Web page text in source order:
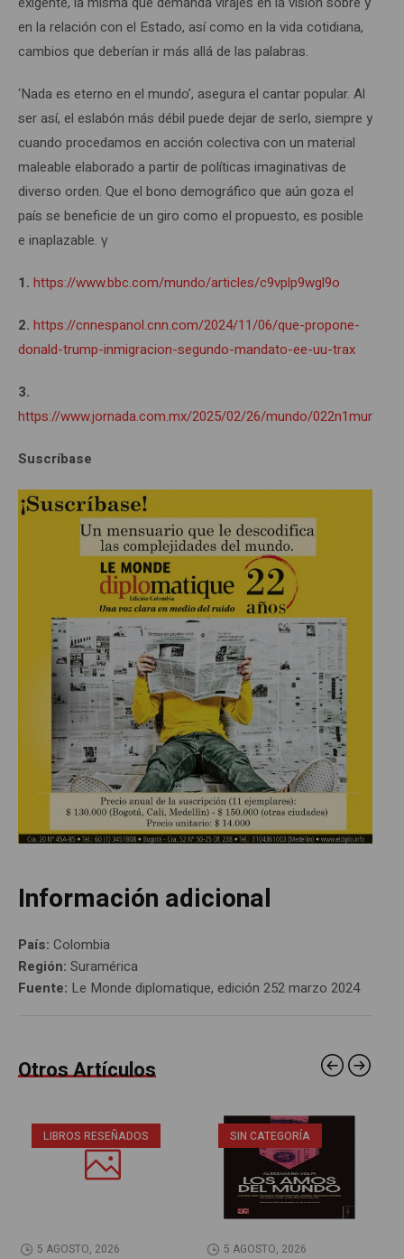
en la relación con el Estado, así como en la vida cotidiana,
cambios que deberían ir más allá de las palabras.
‘Nada es eterno en el mundo’, asegura el cantar popular. Al
ser así, el eslabón más débil puede dejar de serlo, siempre y
cuando procedamos en acción colectiva con un material
maleable elaborado a partir de políticas imaginativas de
diverso orden. Que el bono demográfico que aún goza el
país se beneficie de un giro como el propuesto, es posible
e inaplazable. γ
1. https://www.bbc.com/mundo/articles/c9vplp9wgl9o
2. https://cnnespanol.cnn.com/2024/11/06/que-propone-
donald-trump-inmigracion-segundo-mandato-ee-uu-trax
3.
https://www.jornada.com.mx/2025/02/26/mundo/022n1mun
Suscríbase
Información adicional
País: Colombia
Región: Suramérica
Fuente: Le Monde diplomatique, edición 252 marzo 2024
Otros Artículos
LIBROS RESEÑADOS
5 AGOSTO, 2026
SIN CATEGORÍA
5 AGOSTO, 2026